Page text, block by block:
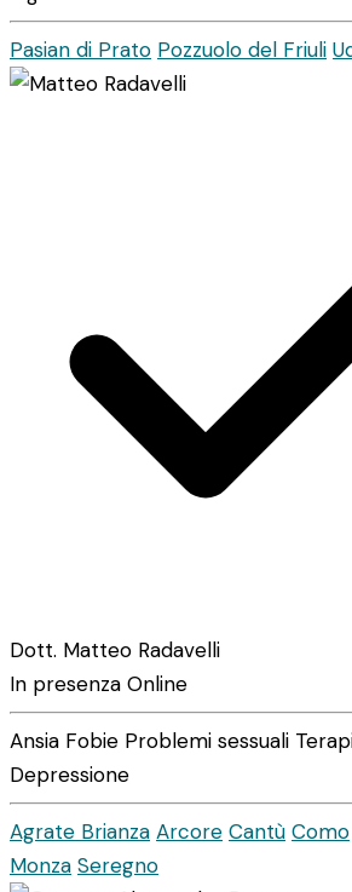
Pasian di Prato Pozzuolo del Friuli
Dott. Matteo Radavelli
In presenza Online
Ansia Fobie Problemi sessuali
Depressione
Agrate Brianza Arcore Cantù Como
Monza Seregno